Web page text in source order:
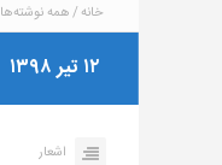
خانه همه نوشته‌ها
۱۲ تیر ۱۳۹۸
اشعار